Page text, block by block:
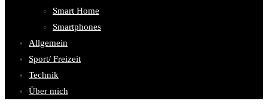
Smart Home
Smartphones
Allgemein
Sport/ Freizeit
Technik
Über mich